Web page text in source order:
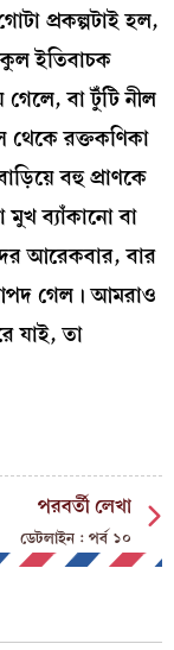
প্রকল্পটাই হল,
ইতিবাচক
বা টুঁটি নীল
থেকে রক্তকণিকা
বহু প্রাণকে
মুখ ব্যাঁকানো বা
আরেকবার, বার
গেল। আমরাও
যাই, তা
পরবর্তী লেখা
ডেটলাইন : পর্ব ১০